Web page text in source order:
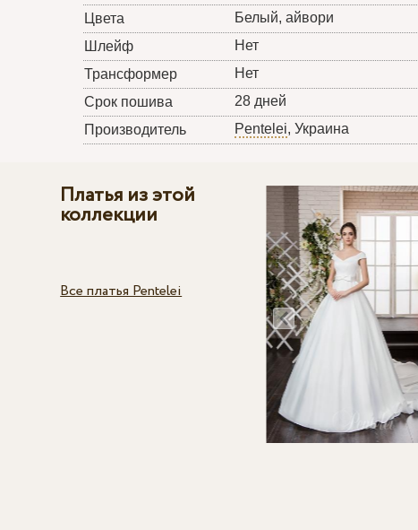
Цвета
Белый, айвори
Шлейф
Нет
Трансформер
Нет
Срок пошива
28 дней
Производитель
Pentelei, Украина
Платья из этой
коллекции
Все платья Pentelei